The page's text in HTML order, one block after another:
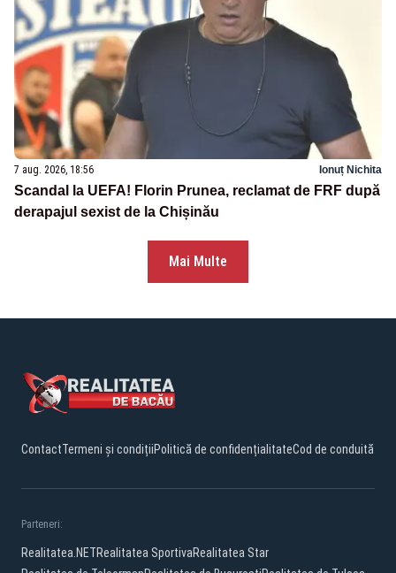
7 aug. 2026, 18:56 Ionuț Nichita
Scandal la UEFA! Florin Prunea, reclamat de FRF după
derapajul sexist de la Chișinău
Mai Multe
ContactTermeni și condițiiPolitică de confidențialitateCod de conduită
Parteneri:
Realitatea.NETRealitatea SportivaRealitatea Star